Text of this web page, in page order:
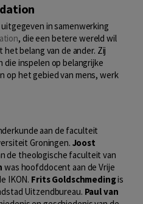
in samenwerking
, die een betere wereld wil
belang van de ander. Zij
inspelen op belangrijke
op het gebied van mens, werk
aan de faculteit
Groningen. Joost
de theologische faculteit van
was hoofddocent aan de Vrije
IKON. Frits Goldschmedingis
Uitzendbureau. Paul van